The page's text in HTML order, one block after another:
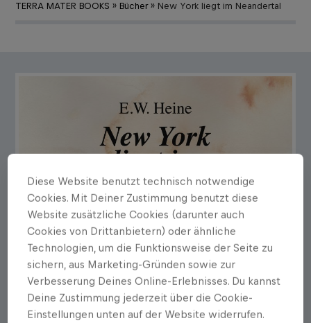
TERRA MATER BOOKS » Bücher» New York liegt im Neandertal
Diese Website benutzt technisch notwendige
Cookies. Mit Deiner Zustimmung benutzt diese
Website zusätzliche Cookies (darunter auch
Cookies von Drittanbietern) oder ähnliche
Technologien, um die Funktionsweise der Seite zu
sichern, aus Marketing-Gründen sowie zur
Verbesserung Deines Online-Erlebnisses. Du kannst
Deine Zustimmung jederzeit über die Cookie-
Einstellungen unten auf der Website widerrufen.